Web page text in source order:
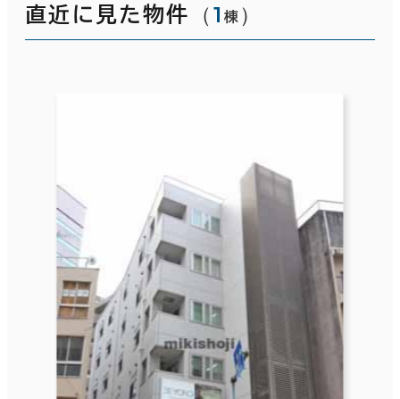
直近に見た物件 （1 棟 ）